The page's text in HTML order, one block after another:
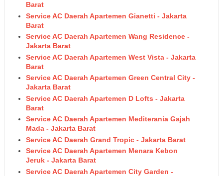
Barat
Service AC Daerah Apartemen Gianetti - Jakarta
Barat
Service AC Daerah Apartemen Wang Residence -
Jakarta Barat
Service AC Daerah Apartemen West Vista - Jakarta
Barat
Service AC Daerah Apartemen Green Central City -
Jakarta Barat
Service AC Daerah Apartemen D Lofts - Jakarta
Barat
Service AC Daerah Apartemen Mediterania Gajah
Mada - Jakarta Barat
Service AC Daerah Grand Tropic - Jakarta Barat
Service AC Daerah Apartemen Menara Kebon
Jeruk - Jakarta Barat
Service AC Daerah Apartemen City Garden -